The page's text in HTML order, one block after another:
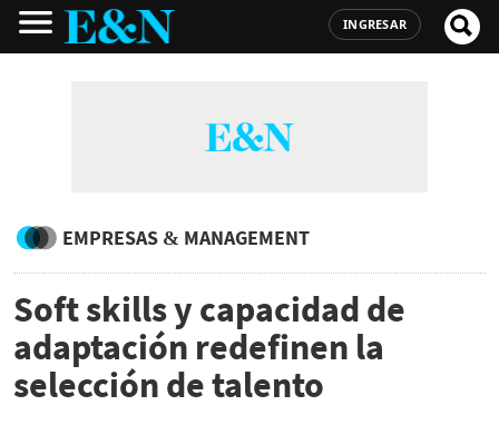
INGRESAR
EMPRESAS & MANAGEMENT
Soft skills y capacidad de
adaptación redefinen la
selección de talento